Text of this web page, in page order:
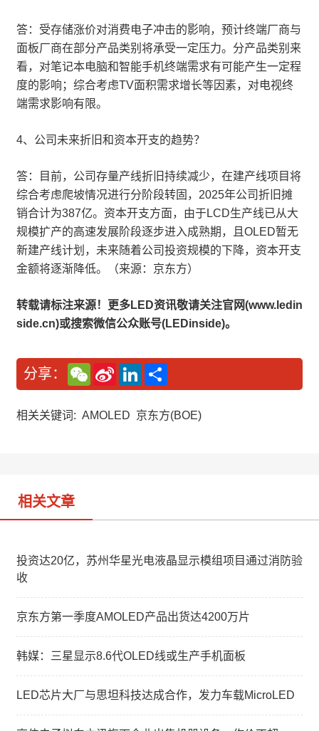
答：受存储涨价对消费电子冲击的影响，预计终端厂商与
面板厂商在部分产品类别将承受一定压力。分产品类别来
看，对笔记本电脑和智能手机终端需求有可能产生一定程
度的影响；综合考虑TV面积需求增长等因素，对电视终
端需求影响有限。
4、公司未来折旧和资本开支的趋势？
答：目前，公司存量产线折旧持续减少，在建产线项目将
综合考虑爬坡情况进行分阶段转固，2025年公司折旧摊
销合计为387亿。资本开支方面，由于LCD生产线已从大
规模扩产的高速发展阶段逐步进入成熟期，且OLED暂无
新建产线计划，未来随着公司投资规模的下降，资本开支
金额将逐渐降低。（来源：京东方）
转载请标注来源！更多LED资讯敬请关注官网(www.ledin
side.cn)或搜索微信公众账号(LEDinside)。
分享：
W
e
C
a
S
n
W
L
n
e
相关关键词: AMOLED 京东方(BOE)
相关文章
投资达20亿，苏州华星光电液晶显示模组项目通过消防验
收
京东方第一季度AMOLED产品出货达4200万片
韩媒：三星显示8.6代OLED线或生产手机面板
LED芯片大厂与思坦科技达成合作，发力车载MicroLED